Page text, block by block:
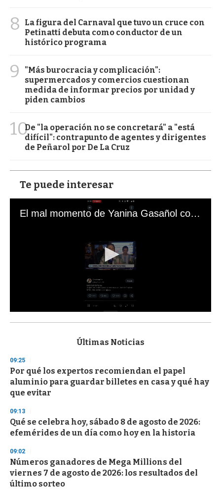
8
La figura del Carnaval que tuvo un cruce con
Petinatti debuta como conductor de un
histórico programa
9
"Más burocracia y complicación":
supermercados y comercios cuestionan
medida de informar precios por unidad y
piden cambios
10De "la operación no se concretará" a "está
difícil": contrapunto de agentes y dirigentes
de Peñarol por De La Cruz
Te puede interesar
El mal momento de Yanina Gasañol con un hincha argentino en "Subrayado"
s
d
s
o
f
3
s
e
c
o
d
s
Últimas Noticias
09:25
Por qué los expertos recomiendan el papel
aluminio para guardar billetes en casa y qué hay
que evitar
09:13
Qué se celebra hoy, sábado 8 de agosto de 2026:
efemérides de un día como hoy en la historia
09:02
Números ganadores de Mega Millions del
viernes 7 de agosto de 2026: los resultados del
último sorteo